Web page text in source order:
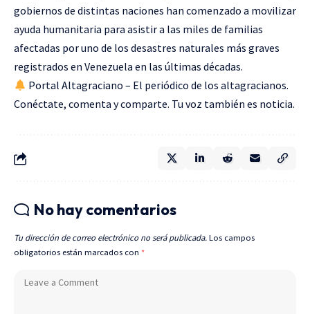
gobiernos de distintas naciones han comenzado a movilizar
ayuda humanitaria para asistir a las miles de familias
afectadas por uno de los desastres naturales más graves
registrados en Venezuela en las últimas décadas.
Portal Altagraciano – El periódico de los altagracianos.
Conéctate, comenta y comparte. Tu voz también es noticia.
No hay comentarios
Tu dirección de correo electrónico no será publicada. Los campos
obligatorios están marcados con *